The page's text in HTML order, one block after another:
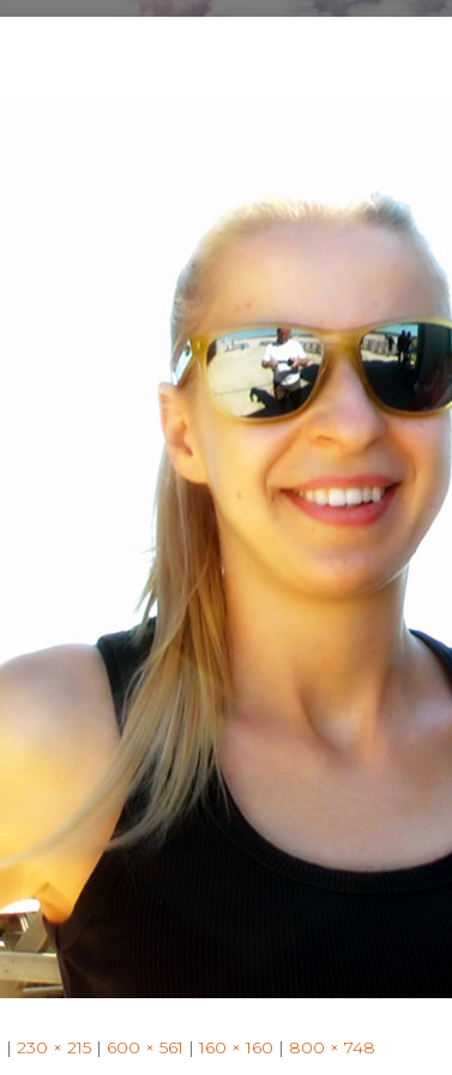
Search
Search …
| 230 × 215 | 600 × 561 | 160 × 160 | 800 × 748